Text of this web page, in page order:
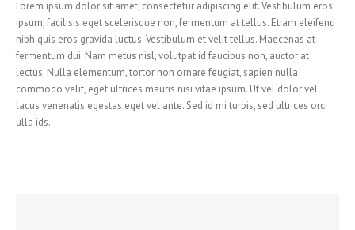
Lorem ipsum dolor sit amet, consectetur adipiscing elit. Vestibulum eros
ipsum, facilisis eget scelerisque non, fermentum at tellus. Etiam eleifend
nibh quis eros gravida luctus. Vestibulum et velit tellus. Maecenas at
fermentum dui. Nam metus nisl, volutpat id faucibus non, auctor at
lectus. Nulla elementum, tortor non ornare feugiat, sapien nulla
commodo velit, eget ultrices mauris nisi vitae ipsum. Ut vel dolor vel
lacus venenatis egestas eget vel ante. Sed id mi turpis, sed ultrices orci
ulla ids.